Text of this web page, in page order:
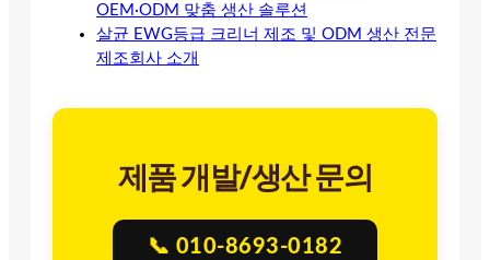
OEM·ODM 맞춤 생산 솔루션
살균 EWG등급 크리너 제조 및 ODM 생산 전문
제조회사 소개
제품 개발/생산 문의
📞 010-8693-0182